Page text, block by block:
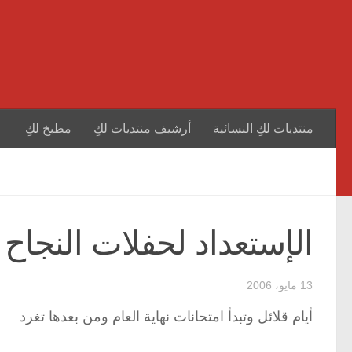
منتديات لكِ النسائية أرشيف منتديات لكِ مطبخ لكِ
الإستعداد لحفلات النجاح (
13 مايو، 2006
أيام قلائل وتبدأ امتحانات نهاية العام ومن بعدها تغرد